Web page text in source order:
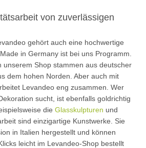
von zuverlässigen
gehört auch eine hochwertige
in Germany ist bei uns Programm.
unserem Shop stammen aus deutscher
dem hohen Norden. Aber auch mit
Levandeo eng zusammen. Wer
sucht, ist ebenfalls goldrichtig
die Glasskulpturen und
sind einzigartige Kunstwerke. Sie
in Italien hergestellt und können
leicht im Levandeo-Shop bestellt